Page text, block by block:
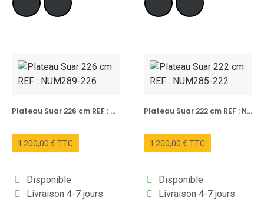
Plateau Suar 226 cm REF : NUM289-226
1 200,00 € TTC
Disponible
Livraison 4-7 jours
Plateau Suar 222 cm REF : NUM285-222
1 200,00 € TTC
Disponible
Livraison 4-7 jours